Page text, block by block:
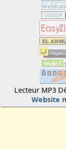
Lecteur MP3
Website